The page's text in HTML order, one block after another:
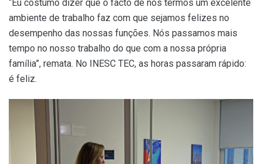
“Eu costumo dizer que o facto de nós termos um excelente
ambiente de trabalho faz com que sejamos felizes no
desempenho das nossas funções. Nós passamos mais
tempo no nosso trabalho do que com a nossa própria
família”, remata. No INESC TEC, as horas passaram rápido:
é feliz.